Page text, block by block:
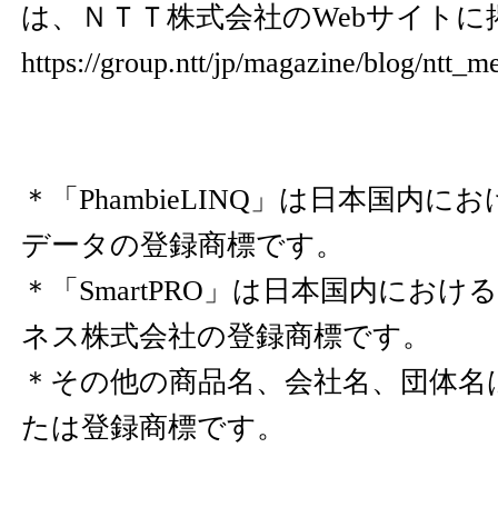
は、ＮＴＴ株式会社のWebサイト
https://group.ntt/jp/magazine/blog/
＊「PhambieLINQ」は日本国内に
データの登録商標です。
＊「SmartPRO」は日本国内におけ
ネス株式会社の登録商標です。
＊その他の商品名、会社名、団体
たは登録商標です。